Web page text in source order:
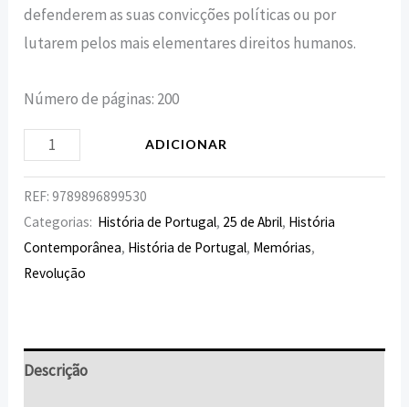
defenderem as suas convicções políticas ou por
lutarem pelos mais elementares direitos humanos.
Número de páginas: 200
ADICIONAR
REF:9789896899530
Categorias: História de Portugal, 25 de Abril, História
Contemporânea, História de Portugal, Memórias,
Revolução
Descrição